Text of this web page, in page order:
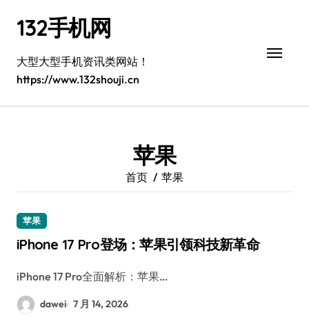
132手机网
大型大型手机资讯类网站！
https://www.132shouji.cn
苹果
首页 苹果
苹果
iPhone 17 Pro登场：苹果引领科技新革命
iPhone 17 Pro全面解析：苹果…
dawei 7 月 14, 2026